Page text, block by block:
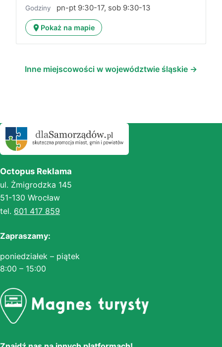
Godziny pn-pt 9:30-17, sob 9:30-13
Pokaż na mapie
Inne miejscowości w województwie śląskie →
Octopus Reklama
ul. Żmigrodzka 145
51-130 Wrocław
tel. 601 417 859
Zapraszamy:
poniedziałek – piątek
8:00 – 15:00